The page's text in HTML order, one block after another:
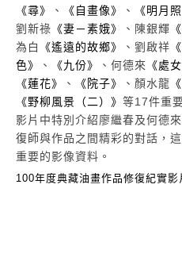
《尋》
、 《自畫像》 、 《明月
劉新祿 《妻－素娥》 、陳銀輝
為白
《遙遠的故鄉》 、劉啟祥
色》
、 《九份》 、何德來 《處女
《蓮花》
、 《院子》 、顏水龍
《野柳風景（二）》 等17件重
影片中特別介紹廖繼春及何德
復師與作品之間精彩的對話，
重要的影像資料。
100年度典藏油畫作品修復紀實影